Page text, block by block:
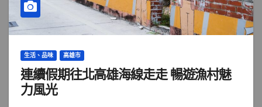
生活、品味 高雄市
連續假期往北高雄海線走走 暢遊漁村魅
力風光